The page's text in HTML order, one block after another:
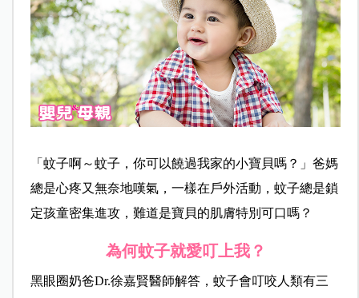
「蚊子啊～蚊子，你可以饒過我家的小寶貝嗎？」爸媽
總是心疼又無奈地嘆氣，一樣在戶外活動，蚊子總是鎖
定孩童密集進攻，難道是寶貝的肌膚特別可口嗎？
為何蚊子就愛叮上我？
黑眼圈奶爸Dr.徐嘉賢醫師解答，蚊子會叮咬人類有三